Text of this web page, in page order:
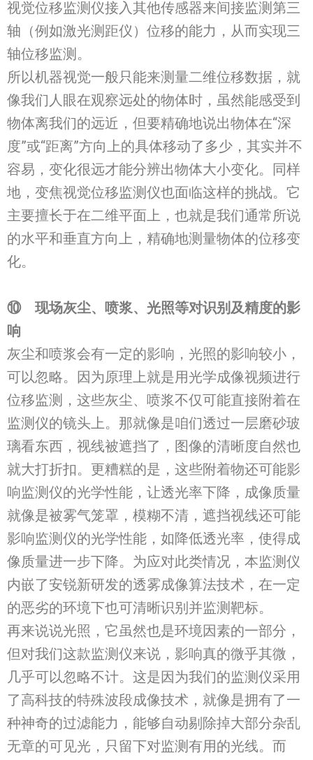
视觉位移监测仪接入其他传感器来间接监测第三
轴（例如激光测距仪）位移的能力，从而实现三
轴位移监测。
所以机器视觉一般只能来测量二维位移数据，就
像我们人眼在观察远处的物体时，虽然能感受到
物体离我们的远近，但要精确地说出物体在“深
度”或“距离”方向上的具体移动了多少，其实并不
容易，变化很远才能分辨出物体大小变化。同样
地，变焦视觉位移监测仪也面临这样的挑战。它
主要擅长于在二维平面上，也就是我们通常所说
的水平和垂直方向上，精确地测量物体的位移变
化。
⑩ 现场灰尘、喷浆、光照等对识别及精度的影
响
灰尘和喷浆会有一定的影响，光照的影响较小，
可以忽略。因为原理上就是用光学成像视频进行
位移监测，这些灰尘、喷浆不仅可能直接附着在
监测仪的镜头上。那就像是咱们透过一层磨砂玻
璃看东西，视线被遮挡了，图像的清晰度自然也
就大打折扣。更糟糕的是，这些附着物还可能影
响监测仪的光学性能，让透光率下降，成像质量
就像是被雾气笼罩，模糊不清，遮挡视线还可能
影响监测仪的光学性能，如降低透光率，使得成
像质量进一步下降。为应对此类情况，本监测仪
内嵌了安锐新研发的透雾成像算法技术，在一定
的恶劣的环境下也可清晰识别并监测靶标。
再来说说光照，它虽然也是环境因素的一部分，
但对我们这款监测仪来说，影响真的微乎其微，
几乎可以忽略不计。这是因为我们的监测仪采用
了高科技的特殊波段成像技术，就像是拥有了一
种神奇的过滤能力，能够自动剔除掉大部分杂乱
无章的可见光，只留下对监测有用的光线。而